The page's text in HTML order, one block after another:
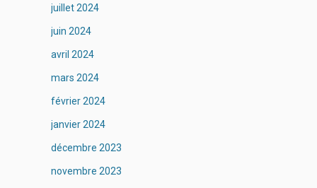
juillet 2024
juin 2024
avril 2024
mars 2024
février 2024
janvier 2024
décembre 2023
novembre 2023